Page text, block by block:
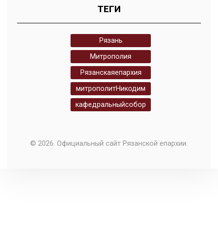
ТЕГИ
Рязань
Митрополия
Рязанскаяепархия
митрополитНикодим
кафедральныйсобор
© 2026. Официальный сайт Рязанской епархии.